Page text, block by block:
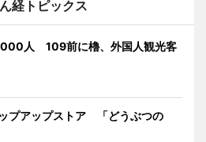
経トピックス
人 109前に櫓、外国人観光客
プアップストア 「どうぶつの